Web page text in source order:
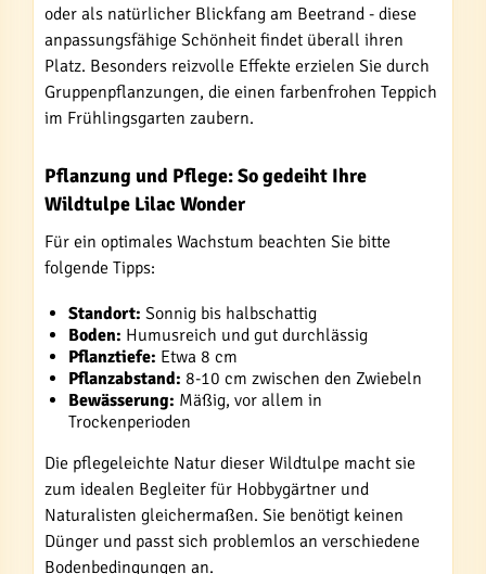
oder als natürlicher Blickfang am Beetrand - diese
anpassungsfähige Schönheit findet überall ihren
Platz. Besonders reizvolle Effekte erzielen Sie durch
Gruppenpflanzungen, die einen farbenfrohen Teppich
im Frühlingsgarten zaubern.
Pflanzung und Pflege: So gedeiht Ihre
Wildtulpe Lilac Wonder
Für ein optimales Wachstum beachten Sie bitte
folgende Tipps:
Standort: Sonnig bis halbschattig
Boden: Humusreich und gut durchlässig
Pflanztiefe: Etwa 8 cm
Pflanzabstand: 8-10 cm zwischen den Zwiebeln
Bewässerung: Mäßig, vor allem in
Trockenperioden
Die pflegeleichte Natur dieser Wildtulpe macht sie
zum idealen Begleiter für Hobbygärtner und
Naturalisten gleichermaßen. Sie benötigt keinen
Dünger und passt sich problemlos an verschiedene
Bodenbedingungen an.